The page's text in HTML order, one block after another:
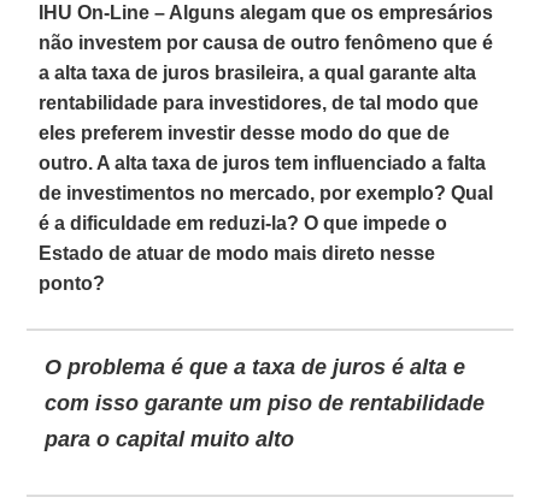
IHU On-Line – Alguns alegam que os empresários
não investem por causa de outro fenômeno que é
a alta taxa de juros brasileira, a qual garante alta
rentabilidade para investidores, de tal modo que
eles preferem investir desse modo do que de
outro. A alta taxa de juros tem influenciado a falta
de investimentos no mercado, por exemplo? Qual
é a dificuldade em reduzi-la? O que impede o
Estado de atuar de modo mais direto nesse
ponto?
O problema é que a taxa de juros é alta e
com isso garante um piso de rentabilidade
para o capital muito alto